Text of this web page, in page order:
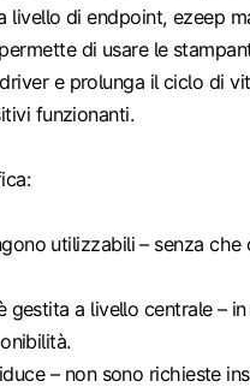
livello di endpoint, ezeep
di usare le
e prolunga il ciclo di
funzionanti.
utilizzabili – senza
gestita a livello centrale –
– non sono richieste